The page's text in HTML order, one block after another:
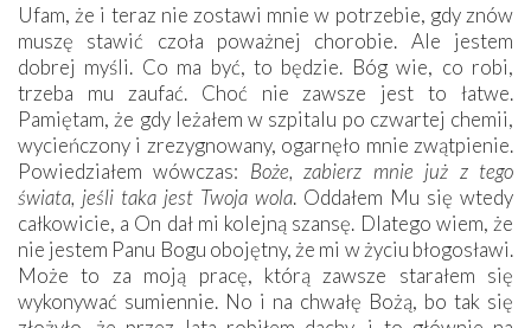
Ufam, że i teraz nie zostawi mnie w potrzebie, gdy znów
muszę stawić czoła poważnej chorobie. Ale jestem
dobrej myśli. Co ma być, to będzie. Bóg wie, co robi,
trzeba mu zaufać. Choć nie zawsze jest to łatwe.
Pamiętam, że gdy leżałem w szpitalu po czwartej chemii,
wycieńczony i zrezygnowany, ogarnęło mnie zwątpienie.
Powiedziałem wówczas: Boże, zabierz mnie już z tego
świata, jeśli taka jest Twoja wola. Oddałem Mu się wtedy
całkowicie, a On dał mi kolejną szansę. Dlatego wiem, że
nie jestem Panu Bogu obojętny, że mi w życiu błogosławi.
Może to za moją pracę, którą zawsze starałem się
wykonywać sumiennie. No i na chwałę Bożą, bo tak się